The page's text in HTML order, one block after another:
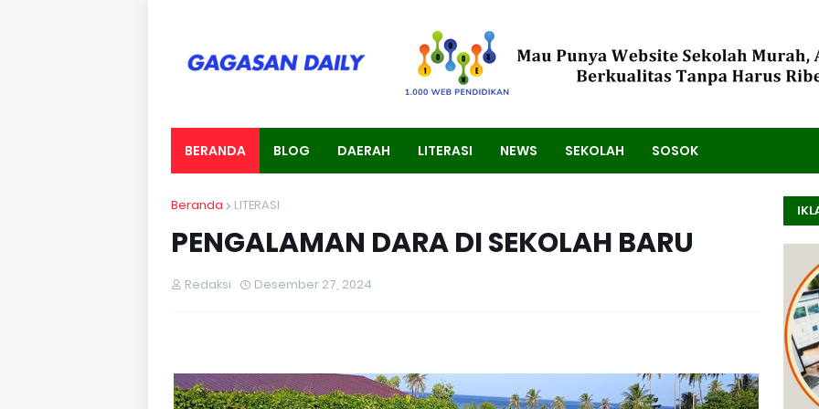
BERANDA BLOG DAERAH LITERASI NEWS SEKOLAH SOSOK
Beranda LITERASI
PENGALAMAN DARA DI SEKOLAH BARU
Redaksi Desember 27, 2024